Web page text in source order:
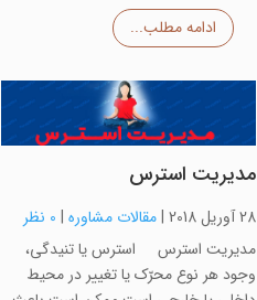
ادامه مطلب...
مدیریت استرس
28 آوریل 2018 |مقالات مشاوره | 0 نظر
مدیریت استرس استرس یا تنیدگی،
وجود هر نوع محرّک یا تغییر در محیط